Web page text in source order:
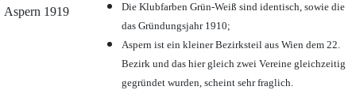
Die Klubfarben Grün-Weiß sind identisch, sowie die
das Gründungsjahr 1910;
Aspern ist ein kleiner Bezirksteil aus Wien dem 22.
Bezirk und das hier gleich zwei Vereine gleichzeitig
gegründet wurden, scheint sehr fraglich.